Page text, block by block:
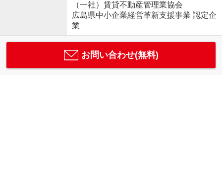
（一社）賃貸不動産管理業協会
広島県中小企業経営革新支援事業 認定企
業
お問い合わせ(無料)